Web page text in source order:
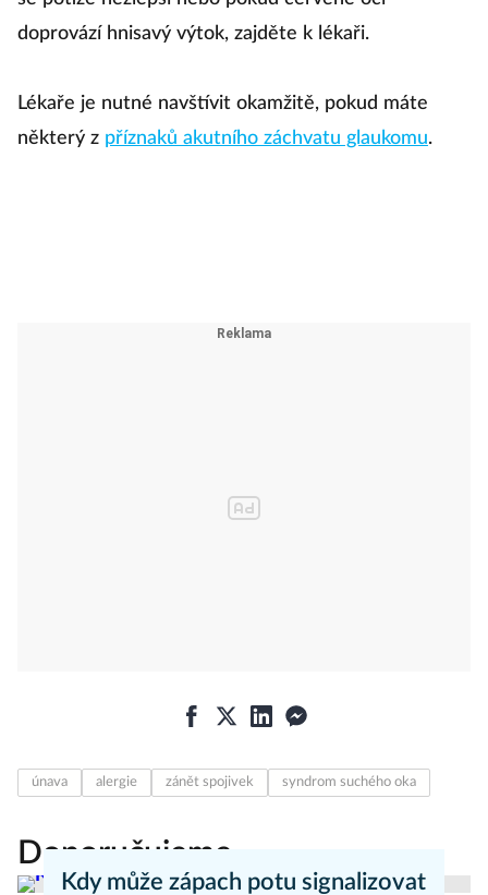
doprovází hnisavý výtok, zajděte k lékaři.
Lékaře je nutné navštívit okamžitě, pokud máte
některý z příznaků akutního záchvatu glaukomu.
únava alergie zánět spojivek syndrom suchého oka
Doporučujeme
Kdy může zápach potu signalizovat